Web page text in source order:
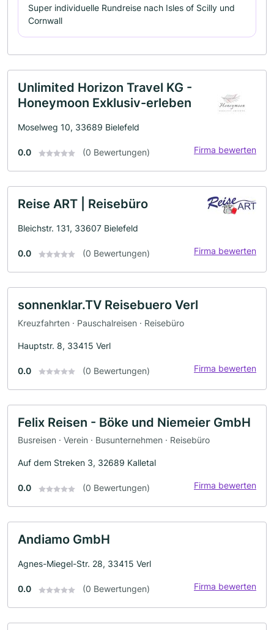
Super individuelle Rundreise nach Isles of Scilly und
Cornwall
Unlimited Horizon Travel KG -
Honeymoon Exklusiv-erleben
Moselweg 10, 33689 Bielefeld
0.0 (0 Bewertungen) Firma bewerten
Reise ART | Reisebüro
Bleichstr. 131, 33607 Bielefeld
0.0 (0 Bewertungen) Firma bewerten
sonnenklar.TV Reisebuero Verl
Kreuzfahrten · Pauschalreisen · Reisebüro
Hauptstr. 8, 33415 Verl
0.0 (0 Bewertungen) Firma bewerten
Felix Reisen - Böke und Niemeier GmbH
Busreisen · Verein · Busunternehmen · Reisebüro
Auf dem Streken 3, 32689 Kalletal
0.0 (0 Bewertungen) Firma bewerten
Andiamo GmbH
Agnes-Miegel-Str. 28, 33415 Verl
0.0 (0 Bewertungen) Firma bewerten